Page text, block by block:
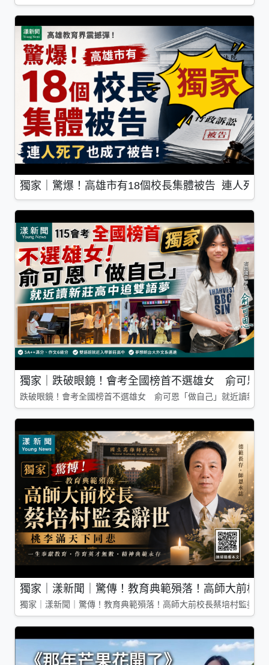
獨家｜驚爆！高雄市有18個校長集體被告 連人死了
獨家｜跌破眼鏡！會考全國榜首不選雄女 俞可恩
跌破眼鏡！會考全國榜首不選雄女 俞可恩「做自己」就近讀新莊
獨家｜漾新聞｜驚傳！教育典範殞落！高師大前校
獨家｜漾新聞｜驚傳！教育典範殞落！高師大前校長蔡培村監委